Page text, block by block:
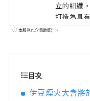
立的組織
打造為具
資源豐富
複製封面
本服務包含贊助廣告。
目次
伊豆煙火大會將